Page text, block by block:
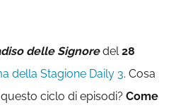
delle Signoredel28
della Stagione Daily 3. Cosa
ciclo di episodi?Come